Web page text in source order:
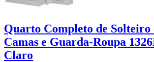
Quarto Completo de Solteiro
Camas e Guarda-Roupa
Claro